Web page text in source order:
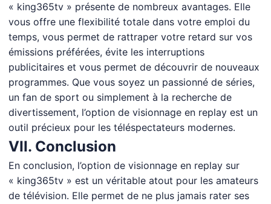
« king365tv » présente de nombreux avantages. Elle
vous offre une flexibilité totale dans votre emploi du
temps, vous permet de rattraper votre retard sur vos
émissions préférées, évite les interruptions
publicitaires et vous permet de découvrir de nouveaux
programmes. Que vous soyez un passionné de séries,
un fan de sport ou simplement à la recherche de
divertissement, l’option de visionnage en replay est un
outil précieux pour les téléspectateurs modernes.
VII. Conclusion
En conclusion, l’option de visionnage en replay sur
« king365tv » est un véritable atout pour les amateurs
de télévision. Elle permet de ne plus jamais rater ses